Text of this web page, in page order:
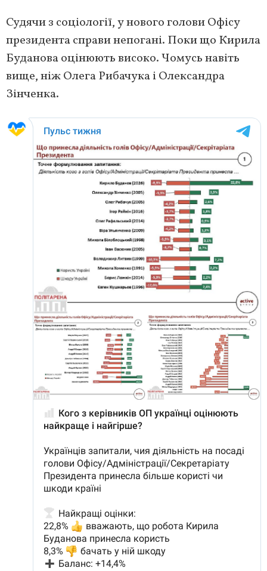
Судячи з соціології, у нового голови Офісу
президента справи непогані. Поки що Кирила
Буданова оцінюють високо. Чомусь навіть
вище, ніж Олега Рибачука і Олександра
Зінченка.